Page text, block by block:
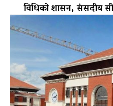
विधिको शासन, संसदीय